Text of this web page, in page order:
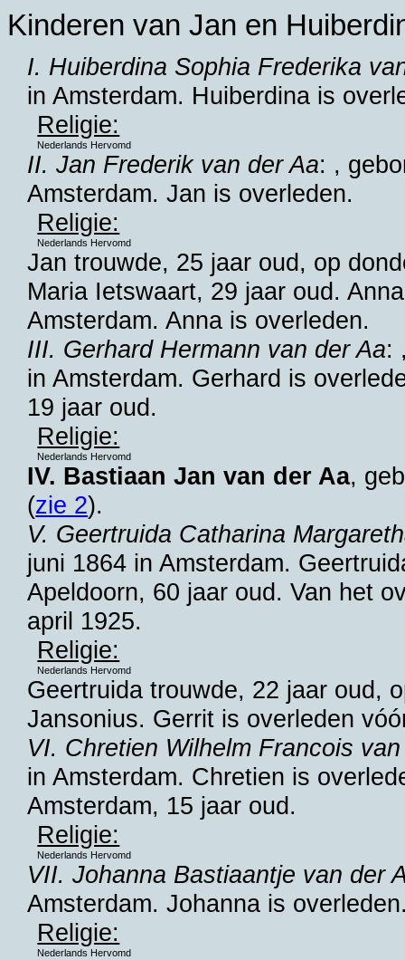
Kinderen van Jan en
I. Huiberdina Sophia Frederika
inAmsterdam. Huiberdina is
Religie:
Nederlands Hervomd
II. Jan Frederik van der Aa: ,
Amsterdam. Jan is overleden.
Religie:
Nederlands Hervomd
Jan trouwde, 25 jaar oud, op
Maria Ietswaart, 29 jaar oud.
Amsterdam. Anna is overleden.
III. Gerhard Hermann van der Aa:
inAmsterdam. Gerhard is
19 jaar oud.
Religie:
Nederlands Hervomd
IV. Bastiaan Jan van der Aa,
(zie 2).
V. Geertruida Catharina
juni 1864 inAmsterdam.
Apeldoorn, 60 jaar oud. Van het
april 1925.
Religie:
Nederlands Hervomd
Geertruida trouwde, 22 jaar oud,
Jansonius. Gerrit is overleden
VI. Chretien Wilhelm Francois
inAmsterdam. Chretien is
Amsterdam, 15 jaar oud.
Religie:
Nederlands Hervomd
VII. Johanna Bastiaantje van der
Amsterdam. Johanna is
Religie:
Nederlands Hervomd